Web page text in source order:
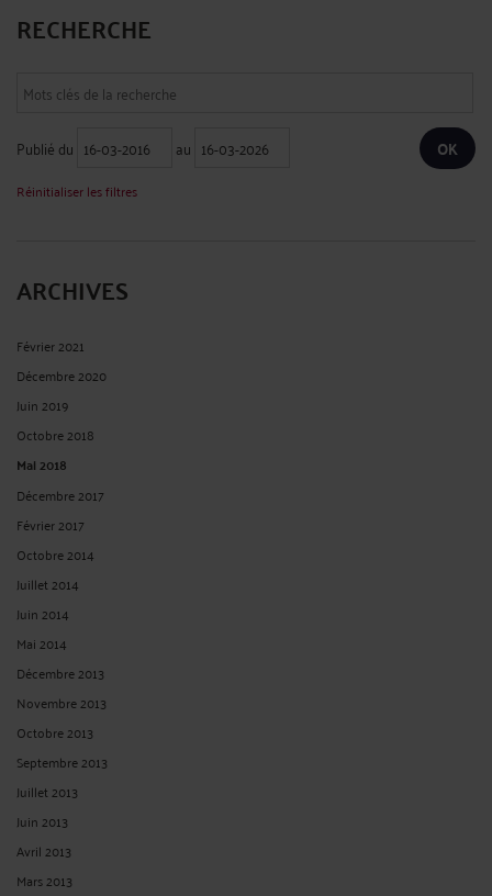
RECHERCHE
Publié du au
Réinitialiser les filtres
ARCHIVES
Février 2021
Décembre 2020
Juin 2019
Octobre 2018
Mai 2018
Décembre 2017
Février 2017
Octobre 2014
Juillet 2014
Juin 2014
Mai 2014
Décembre 2013
Novembre 2013
Octobre 2013
Septembre 2013
Juillet 2013
Juin 2013
Avril 2013
Mars 2013